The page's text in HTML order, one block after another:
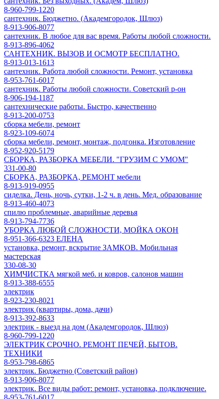
8-960-799-1220
сантехник. Бюджетно. (Академгородок, Шлюз)
8-913-906-8077
сантехник. В любое для вас время. Работы любой сложности.
8-913-896-4062
САНТЕХНИК. ВЫЗОВ И ОСМОТР БЕСПЛАТНО.
8-913-013-1613
сантехник. Работа любой сложности. Ремонт, установка
8-953-761-6017
сантехник. Работы любой сложности. Советский р-он
8-906-194-1187
сантехнические работы. Быстро, качественно
8-913-200-0753
сборка мебели, ремонт
8-923-109-6074
сборка мебели, ремонт, монтаж, подгонка. Изготовление
8-952-920-5179
СБОРКА, РАЗБОРКА МЕБЕЛИ. "ГРУЗИМ С УМОМ"
331-00-80
СБОРКА, РАЗБОРКА, РЕМОНТ мебели
8-913-919-0955
сиделка. День, ночь, сутки, 1-2 ч. в день. Мед. образование
8-913-460-4073
спилю проблемные, аварийные деревья
8-913-794-7736
УБОРКА ЛЮБОЙ СЛОЖНОСТИ, МОЙКА ОКОН
8-951-366-6323 ЕЛЕНА
установка, ремонт, вскрытие ЗАМКОВ. Мобильная
мастерская
330-08-30
ХИМЧИСТКА мягкой меб. и ковров, салонов машин
8-913-388-6555
электрик
8-923-230-8021
электрик (квартиры, дома, дачи)
8-913-392-8633
электрик - выезд на дом (Академгородок, Шлюз)
8-960-799-1220
ЭЛЕКТРИК СРОЧНО. РЕМОНТ ПЕЧЕЙ, БЫТОВ.
ТЕХНИКИ
8-953-798-6865
электрик. Бюджетно (Советский район)
8-913-906-8077
электрик. Все виды работ: ремонт, установка, подключение.
8-953-761-6017